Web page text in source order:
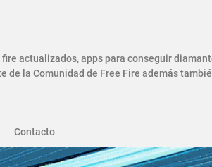
actualizados, apps para conseguir
de la Comunidad de Free Fire además
Contacto